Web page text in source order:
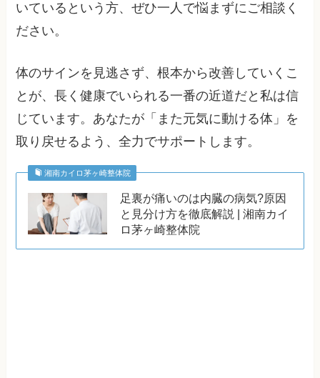
いているという方、ぜひ一人で悩まずにご相談く
ださい。
体のサインを見逃さず、根本から改善していくこ
とが、長く健康でいられる一番の近道だと私は信
じています。あなたが「また元気に動ける体」を
取り戻せるよう、全力でサポートします。
湘南カイロ茅ヶ崎整体院
足裏が痛いのは内臓の病気?原因
と見分け方を徹底解説 | 湘南カイ
ロ茅ヶ崎整体院